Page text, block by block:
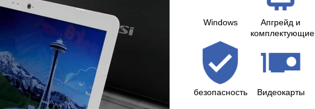
Windows
Апгрейд и
комплектующие
безопасность Видеокарты